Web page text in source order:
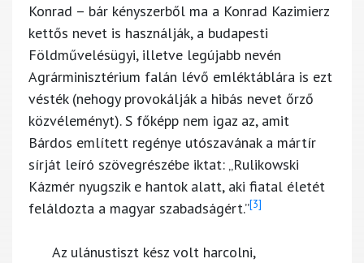
Konrad – bár kényszerből ma a Konrad Kazimierz
kettős nevet is használják, a budapesti
Földművelésügyi, illetve legújabb nevén
Agrárminisztérium falán lévő emléktáblára is ezt
vésték (nehogy provokálják a hibás nevet őrző
közvéleményt). S főképp nem igaz az, amit
Bárdos említett regénye utószavának a mártír
sírját leíró szövegrészébe iktat: „Rulikowski
Kázmér nyugszik e hantok alatt, aki fiatal életét
feláldozta a magyar szabadságért.”[3]
Az ulánustiszt kész volt harcolni,